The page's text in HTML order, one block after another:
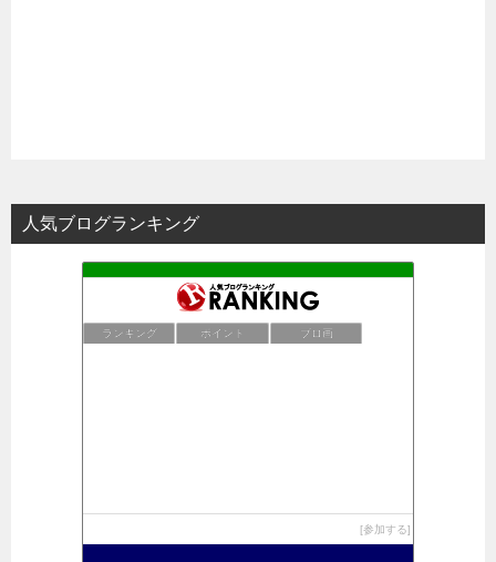
人気ブログランキング
ランキング ポイント ブロ画
参加する